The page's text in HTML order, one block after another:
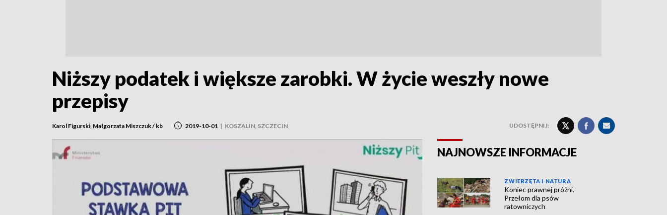
Niższy podatek i większe zarobki. W życie weszły nowe
przepisy
Karol Figurski, Małgorzata Miszczuk / kb 2019-10-01 | KOSZALIN, SZCZECIN UDOSTĘPNIJ:
NAJNOWSZE INFORMACJE
ZWIERZĘTA I NATURA
Koniec prawnej próżni.
Przełom dla psów
ratowniczych